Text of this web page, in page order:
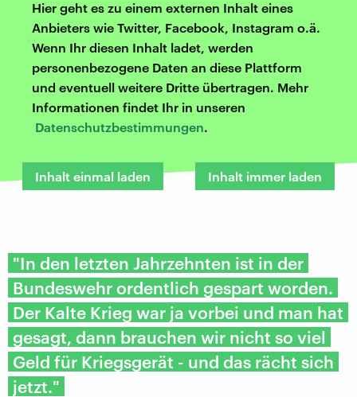
Hier geht es zu einem externen Inhalt eines
Anbieters wie Twitter, Facebook, Instagram o.ä.
Wenn Ihr diesen Inhalt ladet, werden
personenbezogene Daten an diese Plattform
und eventuell weitere Dritte übertragen. Mehr
Informationen findet Ihr in unseren
Datenschutzbestimmungen.
Inhalt einmal laden Inhalt immer laden
"In den letzten Jahrzehnten ist in der
Bundeswehr ordentlich gespart worden.
Der Kalte Krieg war ja vorbei und man hat
gesagt, dann brauchen wir nicht so viel
Geld für Kriegsgerät - und das rächt sich
jetzt."